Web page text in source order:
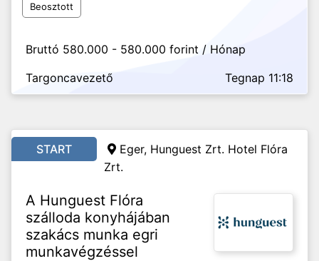
Beosztott
Bruttó 580.000 - 580.000 forint / Hónap
Targoncavezető
Tegnap 11:18
START
Eger, Hunguest Zrt. Hotel Flóra
Zrt.
A Hunguest Flóra
szálloda konyhájában
szakács munka egri
munkavégzéssel